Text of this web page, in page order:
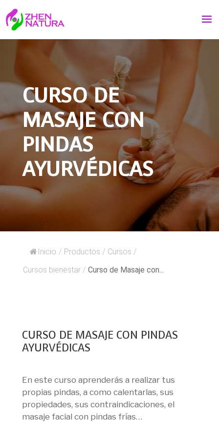
CURSO DE
MASAJE CON
PINDAS
AYURVÉDICAS
Inicio / Productos / Cursos /
Cursos bienestar / Curso de Masaje con...
CURSO DE MASAJE CON PINDAS
AYURVÉDICAS
En este curso aprenderás a realizar tus
propias pindas, a como calentarlas, sus
propiedades, sus contraindicaciones, el
masaje facial con pindas frías…